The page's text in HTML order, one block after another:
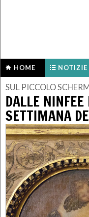
HOME NOTIZIE
SUL PICCOLO
DALLE
SETTIMANA